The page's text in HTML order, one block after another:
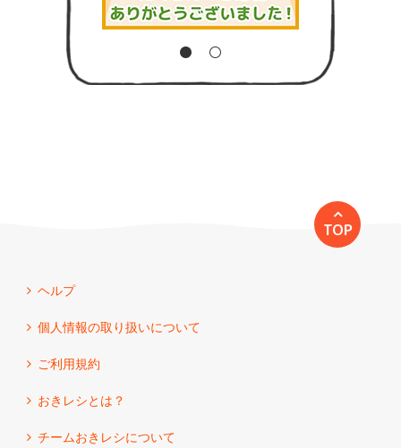
TOP
ヘルプ
個人情報の取り扱いについて
ご利用規約
おきレシとは？
チームおきレシについて